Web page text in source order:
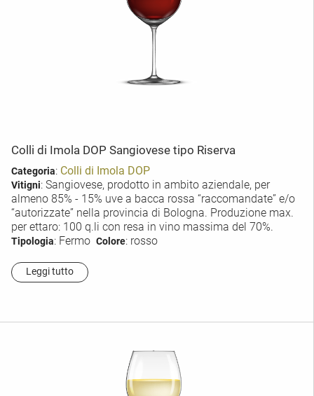
Colli di Imola DOP Sangiovese tipo Riserva
Categoria: Colli di Imola DOP
Vitigni: Sangiovese, prodotto in ambito aziendale, per
almeno 85% - 15% uve a bacca rossa “raccomandate” e/o
“autorizzate” nella provincia di Bologna. Produzione max.
per ettaro: 100 q.li con resa in vino massima del 70%.
Tipologia: Fermo Colore: rosso
Leggi tutto